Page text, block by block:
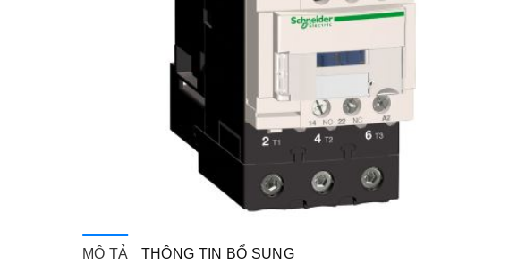
MÔ TẢ THÔNG TIN BỔ SUNG